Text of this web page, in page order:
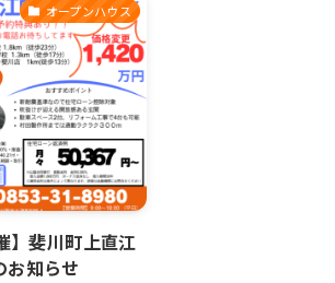
オープンハウス
】斐川町上直江
お知らせ